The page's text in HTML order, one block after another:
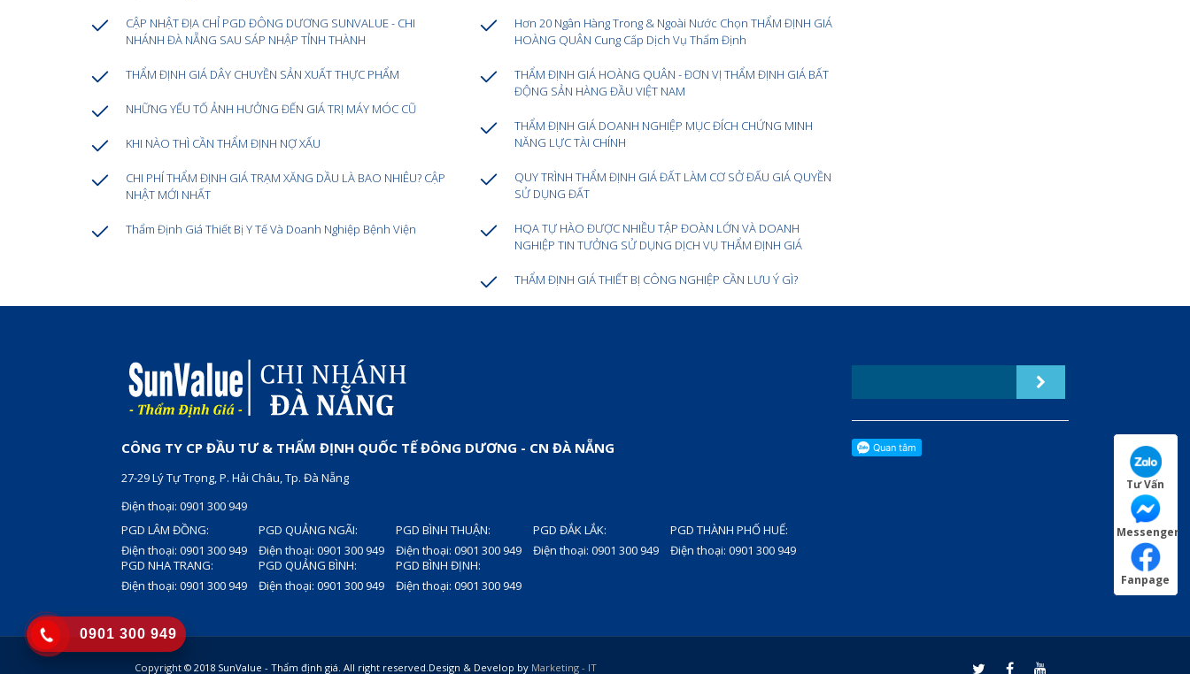
CẬP NHẬT ĐỊA CHỈ PGD ĐÔNG DƯƠNG SUNVALUE - CHI
NHÁNH ĐÀ NẴNG SAU SÁP NHẬP TỈNH THÀNH
THẨM ĐỊNH GIÁ DÂY CHUYỀN SẢN XUẤT THỰC PHẨM
NHỮNG YẾU TỐ ẢNH HƯỞNG ĐẾN GIÁ TRỊ MÁY MÓC CŨ
KHI NÀO THÌ CẦN THẨM ĐỊNH NỢ XẤU
CHI PHÍ THẨM ĐỊNH GIÁ TRẠM XĂNG DẦU LÀ BAO NHIÊU? CẬP
NHẬT MỚI NHẤT
Thẩm Định Giá Thiết Bị Y Tế Và Doanh Nghiệp Bệnh Viện
Hơn 20 Ngân Hàng Trong & Ngoài Nước Chọn THẨM ĐỊNH GIÁ
HOÀNG QUÂN Cung Cấp Dịch Vụ Thẩm Định
THẨM ĐỊNH GIÁ HOÀNG QUÂN - ĐƠN VỊ THẨM ĐỊNH GIÁ BẤT
ĐỘNG SẢN HÀNG ĐẦU VIỆT NAM
THẨM ĐỊNH GIÁ DOANH NGHIỆP MỤC ĐÍCH CHỨNG MINH
NĂNG LỰC TÀI CHÍNH
QUY TRÌNH THẨM ĐỊNH GIÁ ĐẤT LÀM CƠ SỞ ĐẤU GIÁ QUYỀN
SỬ DỤNG ĐẤT
HQA TỰ HÀO ĐƯỢC NHIỀU TẬP ĐOÀN LỚN VÀ DOANH
NGHIỆP TIN TƯỞNG SỬ DỤNG DỊCH VỤ THẨM ĐỊNH GIÁ
THẨM ĐỊNH GIÁ THIẾT BỊ CÔNG NGHIỆP CẦN LƯU Ý GÌ?
CÔNG TY CP ĐẦU TƯ & THẨM ĐỊNH QUỐC TẾ ĐÔNG DƯƠNG - CN ĐÀ NẴNG
27-29 Lý Tự Trọng, P. Hải Châu, Tp. Đà Nẵng
Điện thoại: 0901 300 949
PGD LÂM ĐỒNG:
Điện thoại: 0901 300 949
PGD QUẢNG NGÃI:
Điện thoại: 0901 300 949
PGD BÌNH THUẬN:
Điện thoại: 0901 300 949
PGD ĐẮK LẮK:
Điện thoại: 0901 300 949
PGD THÀNH PHỐ HUẾ:
Điện thoại: 0901 300 949
PGD NHA TRANG:
Điện thoại: 0901 300 949
PGD QUẢNG BÌNH:
Điện thoại: 0901 300 949
PGD BÌNH ĐỊNH:
Điện thoại: 0901 300 949
Copyright © 2018 SunValue - Thẩm định giá. All right reserved.Design & Develop by Marketing - IT
Tư Vấn
Messenger
Fanpage
0901 300 949